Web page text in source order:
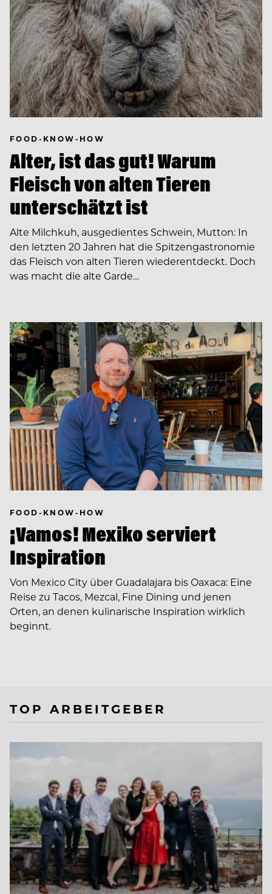
FOOD-KNOW-HOW
Alter, ist das gut! Warum
Fleisch von alten Tieren
unterschätzt ist
Alte Milchkuh, ausgedientes Schwein, Mutton: In
den letzten 20 Jahren hat die Spitzengastronomie
das Fleisch von alten Tieren wiederentdeckt. Doch
was macht die alte Garde…
FOOD-KNOW-HOW
¡Vamos! Mexiko serviert
Inspiration
Von Mexico City über Guadalajara bis Oaxaca: Eine
Reise zu Tacos, Mezcal, Fine Dining und jenen
Orten, an denen kulinarische Inspiration wirklich
beginnt.
TOP ARBEITGEBER